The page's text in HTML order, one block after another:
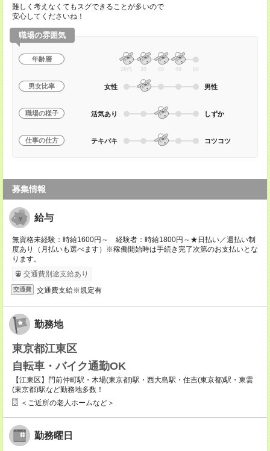
難しく考えなくてもスグできることが多いので
安心してくださいね！
職場の雰囲気
年齢層
20代 30 40 50 60
男女比率 女性 男性
職場の様子 活気あり しずか
仕事の仕方 テキパキ コツコツ
募集情報
給与
無資格未経験：時給1600円～ 経験者：時給1800円～★日払い／週払い制
度あり（月払いも選べます）※稼働開始時は手続き完了次第のお支払いとな
ります。
交通費別途支給あり
交通費 交通費支給※規定有
勤務地
東京都江東区
自転車・バイク通勤OK
【江東区】門前仲町駅・木場(東京都)駅・西大島駅・住吉(東京都)駅・東雲
(東京都)駅など勤務地多数！
＜ご近所の老人ホームなど＞
勤務曜日